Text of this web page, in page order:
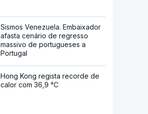
Sismos Venezuela. Embaixador
afasta cenário de regresso
massivo de portugueses a
Portugal
Hong Kong regista recorde de
calor com 36,9 °C